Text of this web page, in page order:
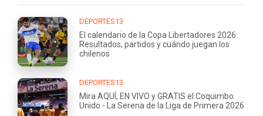
DEPORTES13
El calendario de la Copa Libertadores 2026:
Resultados, partidos y cuándo juegan los
chilenos
DEPORTES13
Mira AQUÍ, EN VIVO y GRATIS el Coquimbo
Unido - La Serena de la Liga de Primera 2026